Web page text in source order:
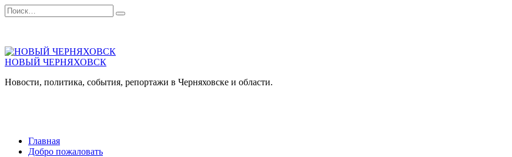
Перейти
к
Search
for:
НОВЫЙ ЧЕРНЯХОВСК
Новости, политика, события, репортажи в Черняховске и области.
Главная
Добро пожаловать